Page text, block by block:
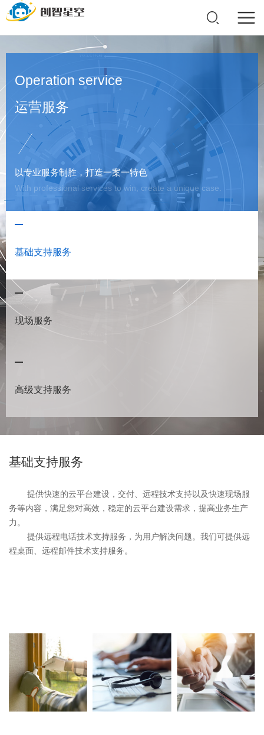
Operation service
运营服务
以专业服务制胜，打造一案一特色
With professional services to win, create a unique case.
基础支持服务
现场服务
高级支持服务
基础支持服务
提供快速的云平台建设，交付、远程技术支持以及快速现场服
务等内容，满足您对高效，稳定的云平台建设需求，提高业务生产
力。
提供远程电话技术支持服务，为用户解决问题。我们可提供远
程桌面、远程邮件技术支持服务。